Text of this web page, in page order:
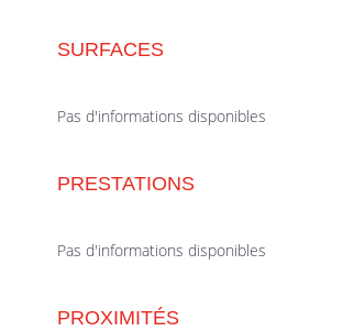
SURFACES
Pas d'informations disponibles
PRESTATIONS
Pas d'informations disponibles
PROXIMITÉS